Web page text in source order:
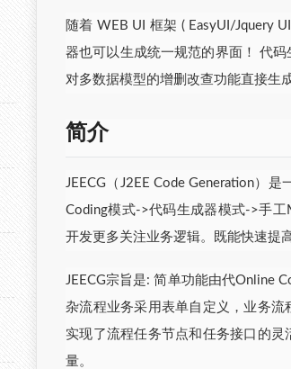
随着 WEB UI 框架 ( EasyUI/Jquery
器也可以生成统一规范的界面！ 代
对多数据模型的增删改查功能直接生
简介
JEECG（J2EE Code Generation）
Coding模式->代码生成器模式->手工
开发更多关注业务逻辑。既能快速提
JEECG宗旨是: 简单功能由代Online
杂流程业务采用表单自定义，业务流
实现了流程任务节点和任务接口的
量。